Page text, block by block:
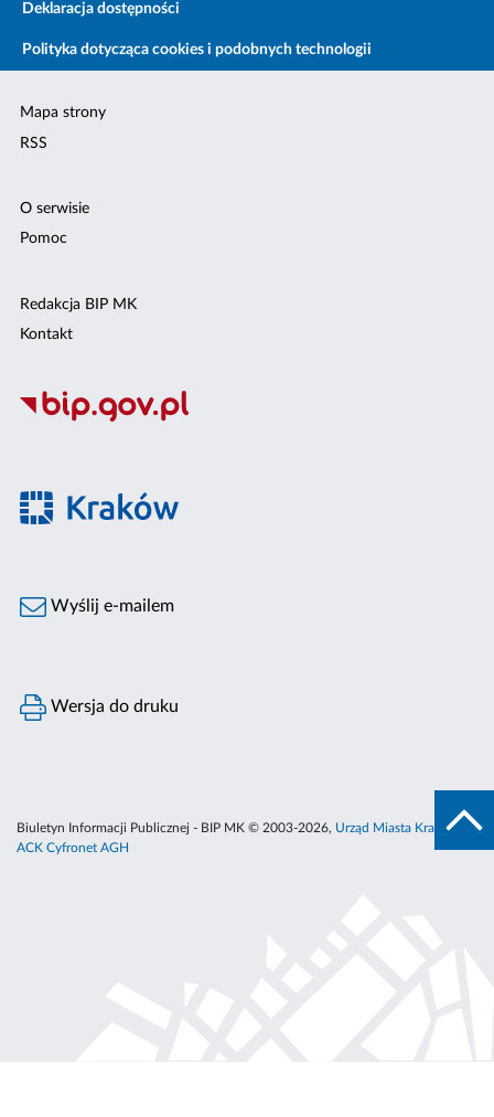
Deklaracja dostępności
Polityka dotycząca cookies i podobnych technologii
Mapa strony
RSS
O serwisie
Pomoc
Redakcja BIP MK
Kontakt
Wyślij e-mailem
Wersja do druku
Biuletyn Informacji Publicznej - BIP MK © 2003-2026, Urząd Miasta Krakowa
ACK Cyfronet AGH